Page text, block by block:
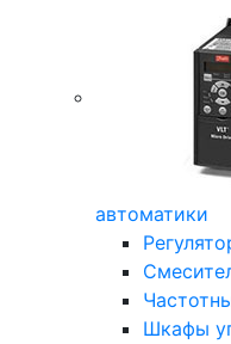
автоматики
Шкафы